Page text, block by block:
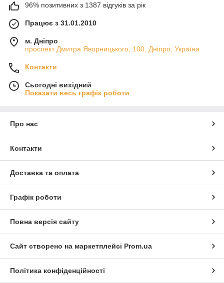
96% позитивних з 1387 відгуків за рік
Працює з 31.01.2010
м. Дніпро
проспект Дмитра Яворницького, 100, Дніпро, Україна
Контакти
Сьогодні вихідний
Показати весь графік роботи
Про нас
Контакти
Доставка та оплата
Графік роботи
Повна версія сайту
Сайт створено на маркетплейсі Prom.ua
Політика конфіденційності